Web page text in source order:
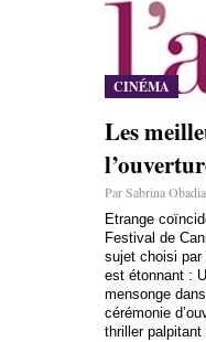
CINÉMA
Les
Par Sabrina
Etrange
Festival de
sujet choisi par
est étonnant :
mensonge
cérémonie
thriller palpitant